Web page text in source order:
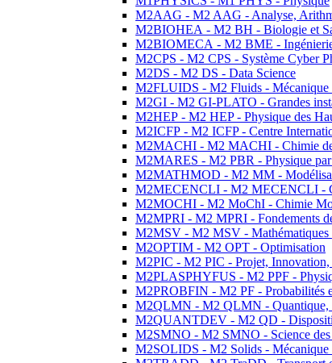
M2AAG - M2 AAG - Analyse,
M2BIOHEA - M2 BH - Biologie et
M2BIOMECA - M2 BME -
M2CPS - M2 CPS - Système Cyber
M2DS - M2 DS - Data Science
M2FLUIDS - M2 Fluids - Mécanique
M2GI - M2 GI-PLATO - Grandes
M2HEP - M2 HEP - Physique des
M2ICFP - M2 ICFP - Centre
M2MACHI - M2 MACHI - Chimie
M2MARES - M2 PBR - Physique par
M2MATHMOD - M2 MM -
M2MECENCLI - M2 MECENCLI -
M2MOCHI - M2 MoChI - Chimie
M2MPRI - M2 MPRI - Fondements
M2MSV - M2 MSV - Mathématiques
M2OPTIM - M2 OPT - Optimisation
M2PIC - M2 PIC - Projet, Innovation,
M2PLASPHYFUS - M2 PPF -
M2PROBFIN - M2 PF - Probabilités
M2QLMN - M2 QLMN - Quantique,
M2QUANTDEV - M2 QD -
M2SMNO - M2 SMNO - Science
M2SOLIDS - M2 Solids - Mécanique